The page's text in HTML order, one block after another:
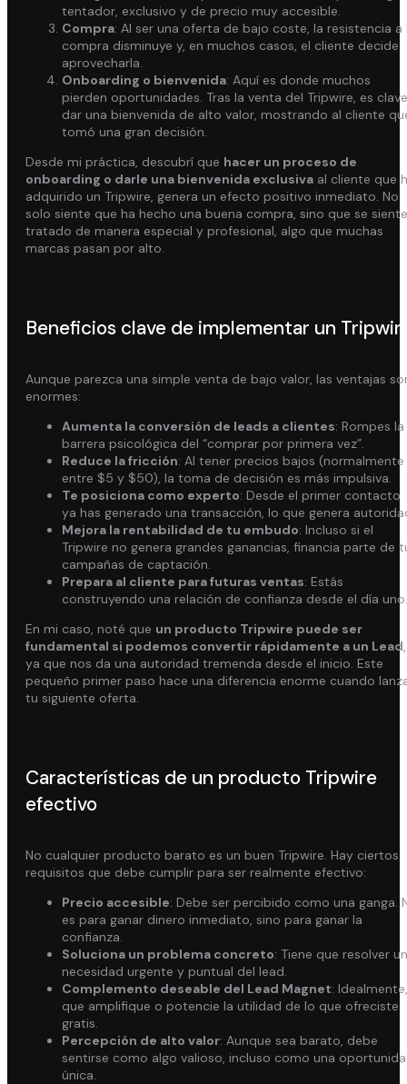
tentador, exclusivo y de precio muy accesible.
Compra: Al ser una oferta de bajo coste, la resistencia a
compra disminuye y, en muchos casos, el cliente decide
aprovecharla.
Onboarding o bienvenida: Aquí es donde muchos
pierden oportunidades. Tras la venta del Tripwire, es clave
dar una bienvenida de alto valor, mostrando al cliente
tomó una gran decisión.
Desde mi práctica, descubrí que hacer un proceso de
onboarding o darle una bienvenida exclusiva al cliente que
adquirido un Tripwire, genera un efecto positivo inmediato. No
solo siente que ha hecho una buena compra, sino que se siente
tratado de manera especial y profesional, algo que muchas
marcas pasan por alto.
Beneficios clave de implementar un
Aunque parezca una simple venta de bajo valor, las ventajas
enormes:
Aumenta la conversión de leads a clientes: Rompes la
barrera psicológica del “comprar por primera vez”.
Reduce la fricción: Al tener precios bajos (normalmente
entre $5 y $50), la toma de decisión es más impulsiva.
Te posiciona como experto: Desde el primer contacto
ya has generado una transacción, lo que genera
Mejora la rentabilidad de tu embudo: Incluso si el
Tripwire no genera grandes ganancias, financia parte de
campañas de captación.
Prepara al cliente para futuras ventas: Estás
construyendo una relación de confianza desde el día uno.
En mi caso, noté que un producto Tripwire puede ser
fundamental si podemos convertir rápidamente a un Lead,
ya que nos da una autoridad tremenda desde el inicio. Este
pequeño primer paso hace una diferencia enorme cuando
tu siguiente oferta.
Características de un producto Tripwire
efectivo
No cualquier producto barato es un buen Tripwire. Hay ciertos
requisitos que debe cumplir para ser realmente efectivo:
Precio accesible: Debe ser percibido como una ganga.
es para ganar dinero inmediato, sino para ganar la
confianza.
Soluciona un problema concreto: Tiene que resolver
necesidad urgente y puntual del lead.
Complemento deseable del Lead Magnet: Idealmente,
que amplifique o potencie la utilidad de lo que ofreciste
gratis.
Percepción de alto valor: Aunque sea barato, debe
sentirse como algo valioso, incluso como una
única.